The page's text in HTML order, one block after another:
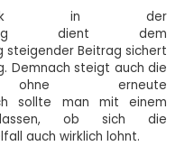
in der
dient dem
steigender Beitrag sichert
Demnach steigt auch die
ohne erneute
sollte man mit einem
lassen, ob sich die
auch wirklich lohnt.